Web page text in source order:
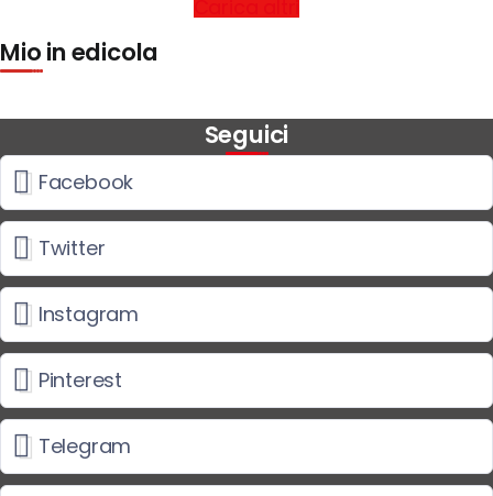
Mio in edicola
Seguici
Facebook
Twitter
Instagram
Pinterest
Telegram